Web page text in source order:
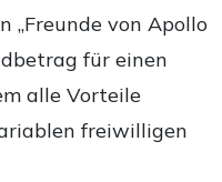
„Freunde von Apollo
für einen
alle Vorteile
freiwilligen